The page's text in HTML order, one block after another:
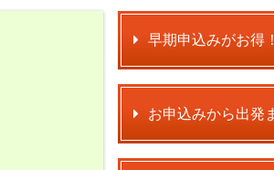
早期申込みがお得！
お申込みから出発